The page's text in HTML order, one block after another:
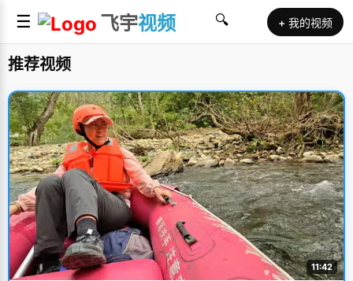
☰ 飞宇视频 🔍 + 我的视频
推荐视频
11:42